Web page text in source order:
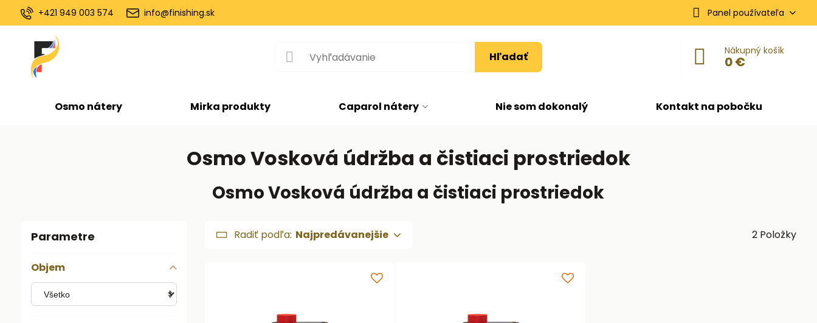
+421 949 003 574 info@finishing.sk Panel používateľa
Hľadať Nákupný košík
0 €
Osmo nátery Mirka produkty Caparol nátery Nie som dokonalý Kontakt na pobočku
Osmo Vosková údržba a čistiaci prostriedok
Osmo Vosková údržba a čistiaci prostriedok
Radiť podľa: Najpredávanejšie 2 Položky
Parametre
Objem